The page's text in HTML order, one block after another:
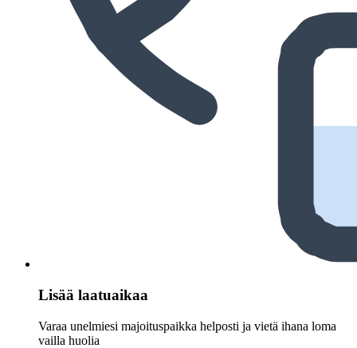
Lisää laatuaikaa
Varaa unelmiesi majoituspaikka helposti ja vietä ihana loma
vailla huolia